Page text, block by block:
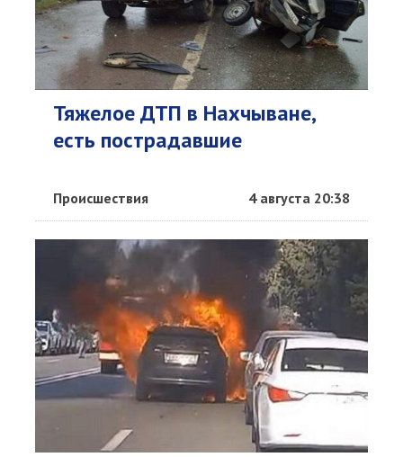
Тяжелое ДТП в Нахчыване,
есть пострадавшие
Происшествия 4 августа 20:38